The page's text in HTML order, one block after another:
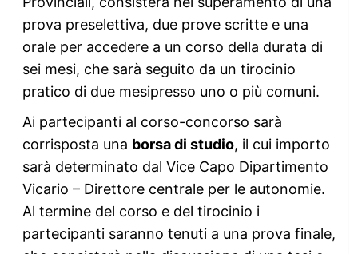
prova preselettiva, due prove scritte e una
orale per accedere a un corso della durata di
sei mesi, che sarà seguito da un tirocinio
pratico di due mesipresso uno o più comuni.
Ai partecipanti al corso-concorso sarà
corrisposta una borsa di studio, il cui importo
sarà determinato dal Vice Capo Dipartimento
Vicario – Direttore centrale per le autonomie.
Al termine del corso e del tirocinio i
partecipanti saranno tenuti a una prova finale,